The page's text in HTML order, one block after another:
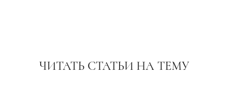
ЧИТАТЬ СТАТЬИ НА ТЕМУ